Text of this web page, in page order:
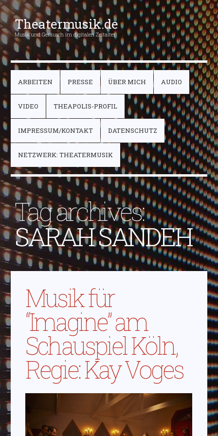
Theatermusik.de
Musik und Geräusch im digitalen Zeitalter
ARBEITEN PRESSE ÜBER MICH AUDIO
VIDEO THEAPOLIS-PROFIL
IMPRESSUM/KONTAKT DATENSCHUTZ
NETZWERK: THEATERMUSIK
Tag archives:
SARAH SANDEH
Musik für
“Imagine” am
Schauspiel Köln,
Regie: Kay Voges